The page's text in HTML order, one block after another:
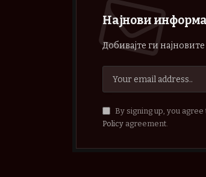
Најнови
Добивајте ги
By signing up, you
Policy agreement.